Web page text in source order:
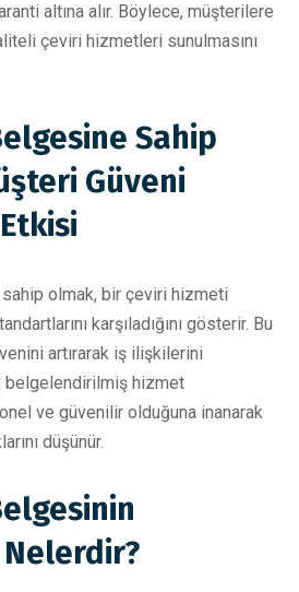
altına alır. Böylece, müşterilere
çeviri hizmetleri sunulmasını
Sahip
Güveni
olmak, bir çeviri hizmeti
karşıladığını gösterir. Bu
artırarak iş ilişkilerini
belgelendirilmiş hizmet
ve güvenilir olduğuna inanarak
düşünür.